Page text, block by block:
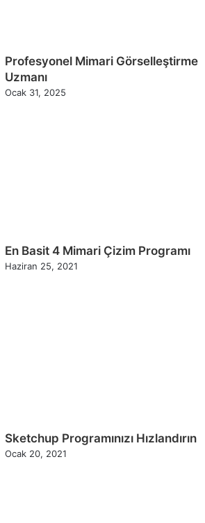
Profesyonel Mimari Görselleştirme
Uzmanı
Ocak 31, 2025
En Basit 4 Mimari Çizim Programı
Haziran 25, 2021
Sketchup Programınızı Hızlandırın
Ocak 20, 2021